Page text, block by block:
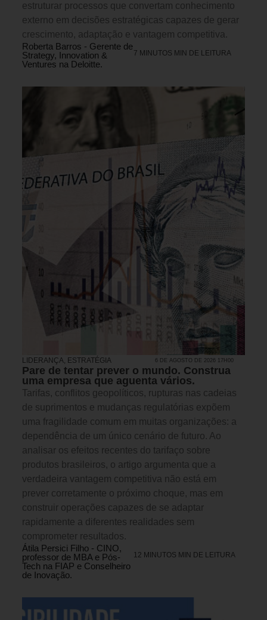
estruturar processos que convertam conhecimento
externo em decisões estratégicas capazes de gerar
crescimento, adaptação e vantagem competitiva.
Roberta Barros - Gerente de
Strategy, Innovation &
Ventures na Deloitte.
7 MINUTOS MIN DE LEITURA
LIDERANÇA, ESTRATÉGIA 6 DE AGOSTO DE 2026 17H00
Pare de tentar prever o mundo. Construa
uma empresa que aguenta vários.
Tarifas, conflitos geopolíticos, rupturas nas cadeias
de suprimentos e mudanças regulatórias expõem
uma fragilidade comum em muitas organizações: a
dependência de um único cenário de futuro. Ao
analisar os efeitos recentes do tarifaço sobre
produtos brasileiros, o artigo argumenta que a
verdadeira vantagem competitiva não está em
prever corretamente o próximo choque, mas em
construir operações capazes de se adaptar
rapidamente a diferentes realidades sem
comprometer resultados.
Átila Persici Filho - CINO,
professor de MBA e Pós-
Tech na FIAP e Conselheiro
de Inovação.
12 MINUTOS MIN DE LEITURA